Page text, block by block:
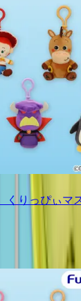
くりっぴぃマ